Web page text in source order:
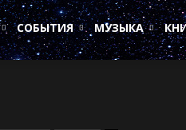
СОБЫТИЯ МУЗЫКА